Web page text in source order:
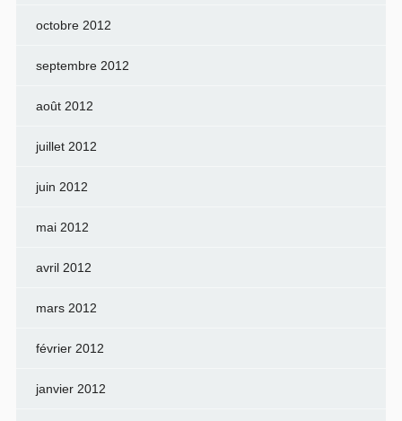
octobre 2012
septembre 2012
août 2012
juillet 2012
juin 2012
mai 2012
avril 2012
mars 2012
février 2012
janvier 2012